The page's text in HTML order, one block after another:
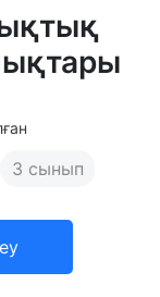
3 сынып